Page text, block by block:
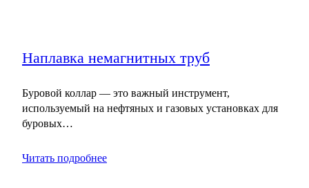
Наплавка немагнитных труб
Буровой коллар — это важный инструмент,
используемый на нефтяных и газовых установках для
буровых…
Читать подробнее